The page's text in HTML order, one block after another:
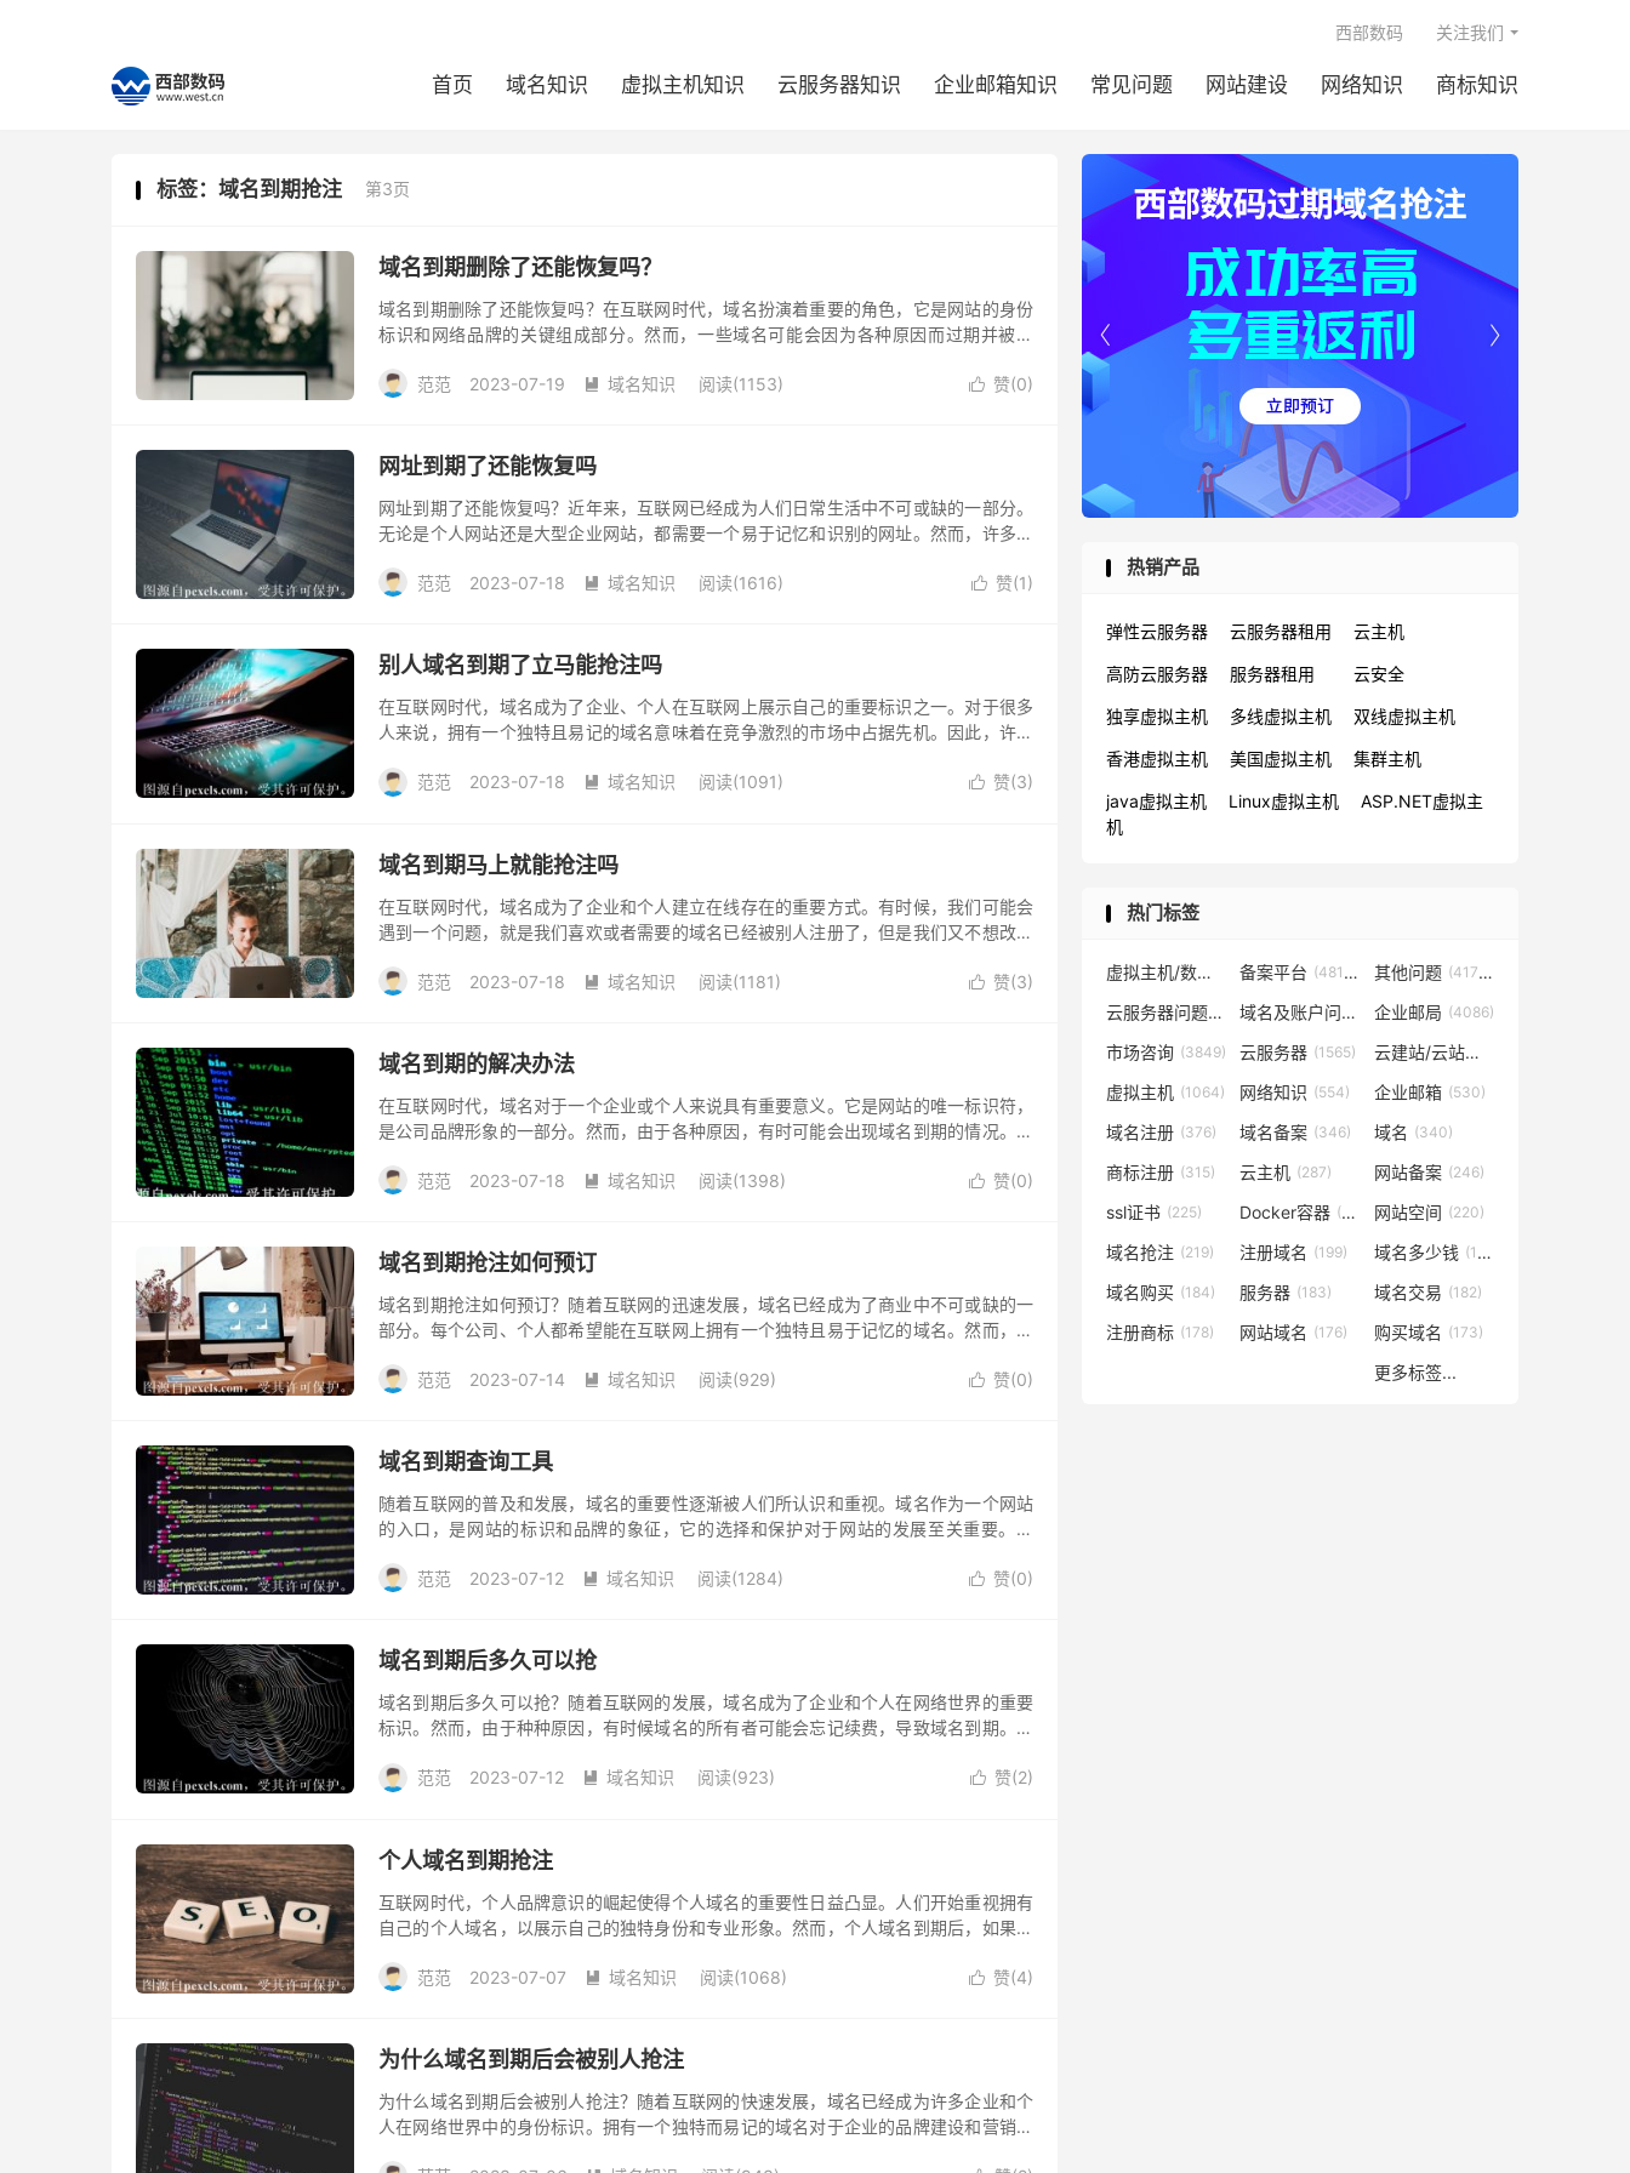
首页 域名知识 虚拟主机知识 云服务器知识 企业邮箱知识 常见问题 网站建设 网络知识 商标知识
西部数码 关注我们
标签：域名到期抢注 第3页
域名到期删除了还能恢复吗？
域名到期删除了还能恢复吗？在互联网时代，域名扮演着重要的角色，它是网站的身份
标识和网络品牌的关键组成部分。然而，一些域名可能会因为各种原因而过期并被删
范范
2023-07-19  域名知识 阅读(1153)  赞(0)
网址到期了还能恢复吗
网址到期了还能恢复吗？近年来，互联网已经成为人们日常生活中不可或缺的一部分。
无论是个人网站还是大型企业网站，都需要一个易于记忆和识别的网址。然而，许多网
题。
范范 2023-07-18  域名知识 阅读(1616)  赞(1)
别人域名到期了立马能抢注吗
在互联网时代，域名成为了企业、个人在互联网上展示自己的重要标识之一。对于很多
人来说，拥有一个独特且易记的域名意味着在竞争激烈的市场中占据先机。因此，许多
能抢注吗？通常情况下，别人域名到期后可以抢注，但域名到期不会立马被抢注。
范范 2023-07-18  域名知识 阅读(1091)  赞(3)
域名到期马上就能抢注吗
在互联网时代，域名成为了企业和个人建立在线存在的重要方式。有时候，我们可能会
遇到一个问题，就是我们喜欢或者需要的域名已经被别人注册了，但是我们又不想改变
名到期马上就能抢注吗？通常情况下，一个域名到期后并不会立即被抢注。
范范 2023-07-18  域名知识 阅读(1181)  赞(3)
域名到期的解决办法
在互联网时代，域名对于一个企业或个人来说具有重要意义。它是网站的唯一标识符，
是公司品牌形象的一部分。然而，由于各种原因，有时可能会出现域名到期的情况。那
范范
2023-07-18  域名知识 阅读(1398)  赞(0)
域名到期抢注如何预订
域名到期抢注如何预订？随着互联网的迅速发展，域名已经成为了商业中不可或缺的一
部分。每个公司、个人都希望能在互联网上拥有一个独特且易于记忆的域名。然而，由
你知道一些域名到期抢注的技巧和规则，你还是有机会争取到心仪的域名的。
范范 2023-07-14  域名知识 阅读(929)  赞(0)
域名到期查询工具
随着互联网的普及和发展，域名的重要性逐渐被人们所认识和重视。域名作为一个网站
的入口，是网站的标识和品牌的象征，它的选择和保护对于网站的发展至关重要。然
来时才意识到问...
范范 2023-07-12  域名知识 阅读(1284)  赞(0)
域名到期后多久可以抢
域名到期后多久可以抢？随着互联网的发展，域名成为了企业和个人在网络世界的重要
标识。然而，由于种种原因，有时候域名的所有者可能会忘记续费，导致域名到期。对
可以抢注成了一个备受关注的问题。
范范 2023-07-12  域名知识 阅读(923)  赞(2)
个人域名到期抢注
互联网时代，个人品牌意识的崛起使得个人域名的重要性日益凸显。人们开始重视拥有
自己的个人域名，以展示自己的独特身份和专业形象。然而，个人域名到期后，如果不
题。
范范 2023-07-07  域名知识 阅读(1068)  赞(4)
为什么域名到期后会被别人抢注
为什么域名到期后会被别人抢注？随着互联网的快速发展，域名已经成为许多企业和个
人在网络世界中的身份标识。拥有一个独特而易记的域名对于企业的品牌建设和营销活


热销产品
弹性云服务器 云服务器租用 云主机
高防云服务器 服务器租用 云安全
独享虚拟主机 多线虚拟主机 双线虚拟主机
香港虚拟主机 美国虚拟主机 集群主机
java虚拟主机 Linux虚拟主机
ASP.NET虚拟主
机
热门标签
虚拟主机/数据库问题 (57819)
备案平台 (48153) 其他问题 (41702)
云服务器问题(38267) 域名及账户问题 (29026)
企业邮局 (4086)
市场咨询 (3849) 云服务器 (1565) 云建站/云站群/小程序
虚拟主机 (1064) 网络知识 (554) 企业邮箱 (530)
域名注册 (376) 域名备案 (346) 域名 (340)
商标注册 (315) 云主机 (287) 网站备案 (246)
ssl证书 (225) Docker容器 (221) 网站空间 (220)
域名抢注 (219) 注册域名 (199) 域名多少钱 (196)
域名购买 (184) 服务器 (183) 域名交易 (182)
注册商标 (178) 网站域名 (176) 购买域名 (173)
更多标签...